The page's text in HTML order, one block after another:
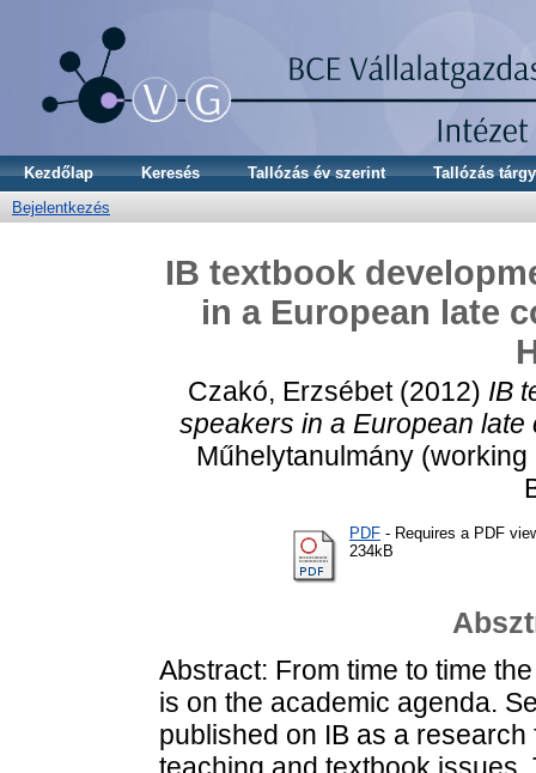
Kezdőlap Keresés Tallózás év szerint
Tallózás
Bejelentkezés
IB textbook
in a European late
Czakó, Erzsébet(2012) IB
speakers in a European
Műhelytanulmány
PDF - Requires a PDF
234kB
Abstract: From time to time
is on the academic agenda.
published on IB as a